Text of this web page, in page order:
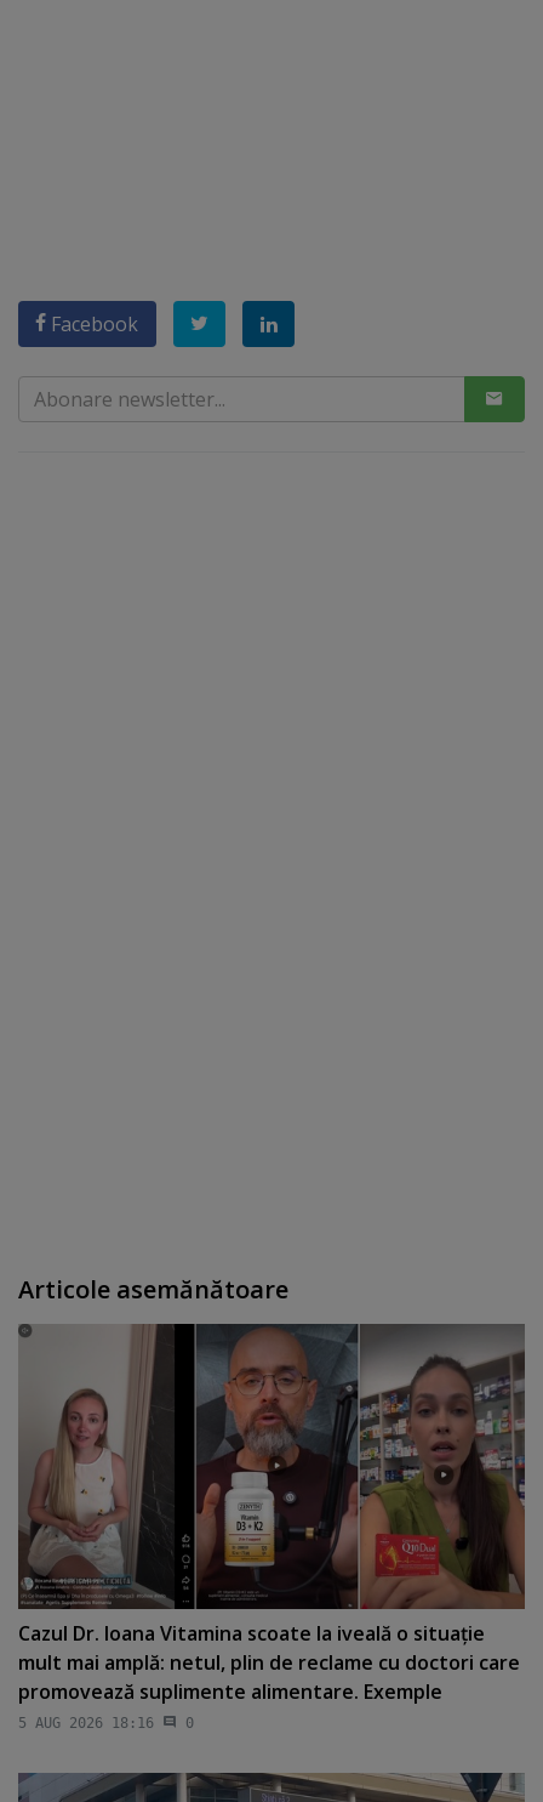
Facebook
Articole asemănătoare
Cazul Dr. Ioana Vitamina scoate la iveală o situaţie
mult mai amplă: netul, plin de reclame cu doctori care
promovează suplimente alimentare. Exemple
5 AUG 2026 18:16 0